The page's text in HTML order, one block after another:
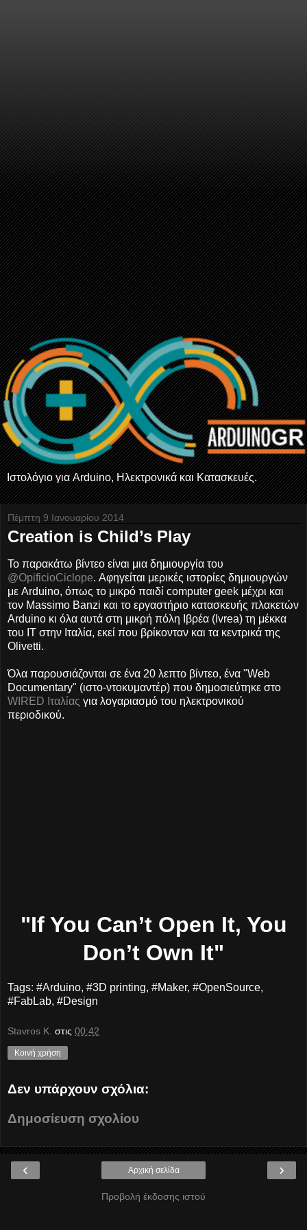
Ιστολόγιο για Arduino, Ηλεκτρονικά και Κατασκευές.
Πέμπτη 9 Ιανουαρίου 2014
Creation is Child’s Play
Το παρακάτω βίντεο είναι μια δημιουργία του
@OpificioCiclope. Αφηγείται μερικές ιστορίες δημιουργών
με Arduino, όπως το μικρό παιδί computer geek μέχρι και
τον Massimo Banzi και το εργαστήριο κατασκευής πλακετών
Arduino κι όλα αυτά στη μικρή πόλη Ιβρέα (Ivrea) τη μέκκα
του IT στην Ιταλία, εκεί που βρίκονταν και τα κεντρικά της
Olivetti.
Όλα παρουσιάζονται σε ένα 20 λεπτο βίντεο, ένα "Web
Documentary" (ιστο-ντοκυμαντέρ) που δημοσιεύτηκε στο
WIRED Ιταλίας για λογαριασμό του ηλεκτρονικού
περιοδικού.
"If You Can’t Open It, You
Don’t Own It"
Tags: #Arduino, #3D printing, #Maker, #OpenSource,
#FabLab, #Design
Stavros K. στις 00:42
Κοινή χρήση
Δεν υπάρχουν σχόλια:
Δημοσίευση σχολίου
‹ ›
Αρχική σελίδα
Προβολή έκδοσης ιστού